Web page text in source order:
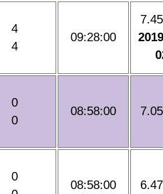
4
4
09:28:00
0
0
08:58:00
0
08:58:00